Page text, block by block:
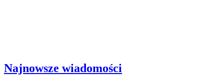
Najnowsze wiadomości